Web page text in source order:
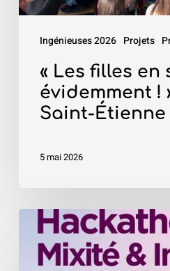
Ingénieuses 2026 Projets
–
Saint-
Étienne
« Les filles en
évidemment !
Saint-Étienne
5 mai 2026
Hackathon